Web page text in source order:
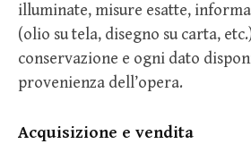
illuminate, misure esatte,
(olio su tela, disegno su carta,
conservazione e ogni dato
provenienza dell’opera.
Acquisizione e vendita